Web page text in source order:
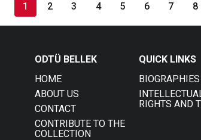
1 2 3 4 5 6 7 8
ODTÜ BELLEK
HOME
ABOUT US
CONTACT
CONTRIBUTE TO THE
COLLECTION
QUICK LINKS
BIOGRAPHIES
RIGHTS AND